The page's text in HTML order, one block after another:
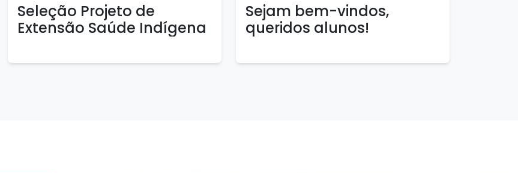
Seleção Projeto de
Extensão Saúde Indígena
Sejam bem-vindos,
queridos alunos!